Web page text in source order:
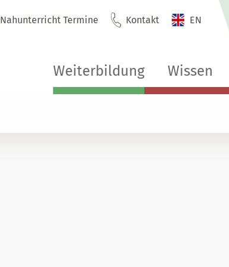
Nahunterricht Termine Kontakt EN
Weiterbildung Wissen